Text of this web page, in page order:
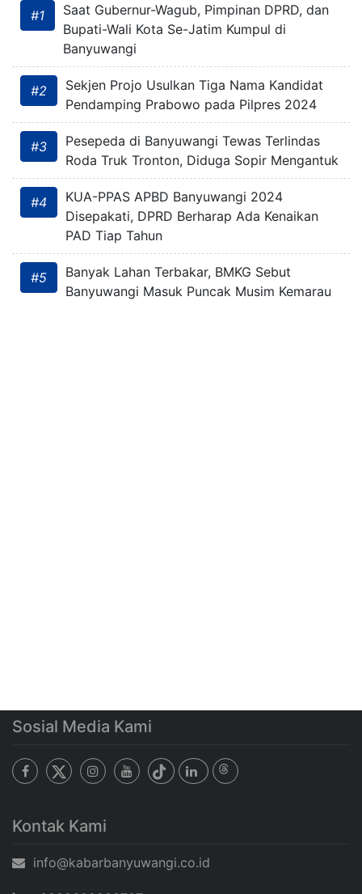
#1
Saat Gubernur-Wagub, Pimpinan DPRD, dan
Bupati-Wali Kota Se-Jatim Kumpul di
Banyuwangi
#2
Sekjen Projo Usulkan Tiga Nama Kandidat
Pendamping Prabowo pada Pilpres 2024
#3
Pesepeda di Banyuwangi Tewas Terlindas
Roda Truk Tronton, Diduga Sopir Mengantuk
#4
KUA-PPAS APBD Banyuwangi 2024
Disepakati, DPRD Berharap Ada Kenaikan
PAD Tiap Tahun
#5
Banyak Lahan Terbakar, BMKG Sebut
Banyuwangi Masuk Puncak Musim Kemarau
Sosial Media Kami
Kontak Kami
info@kabarbanyuwangi.co.id